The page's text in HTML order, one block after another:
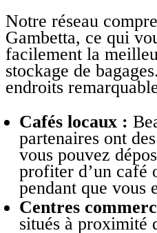
Notre réseau
Gambetta, ce qui
facilement la
stockage de
endroits
Cafés locaux :
partenaires ont
vous pouvez
profiter d’un café
pendant que vous
Centres
situés à proximité